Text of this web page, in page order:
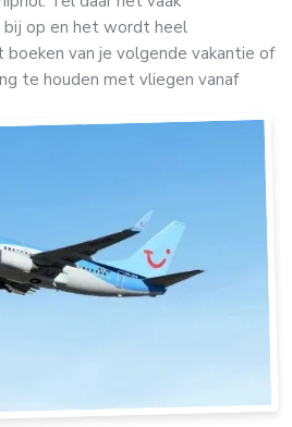
bij op en het wordt heel
van je volgende vakantie of
te houden met vliegen vanaf